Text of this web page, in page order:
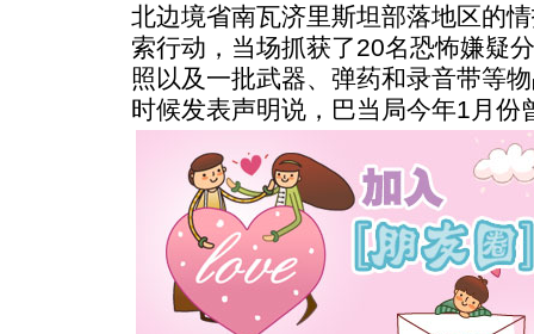
北边境省南瓦济里斯坦部落地区的
索行动，当场抓获了20名恐怖嫌疑
照以及一批武器、弹药和录音带等
时候发表声明说，巴当局今年1月份